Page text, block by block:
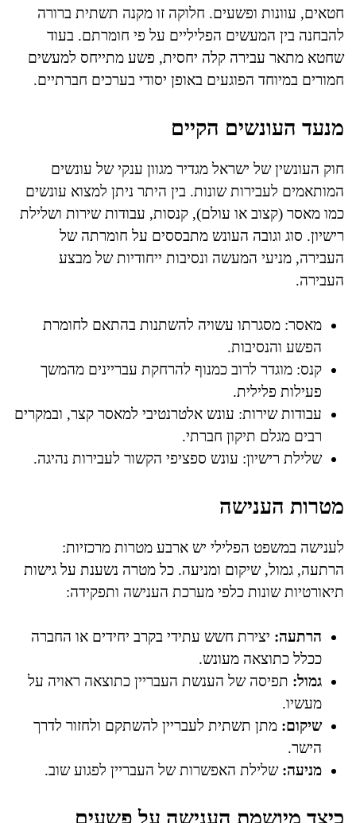
חטאים, עוונות ופשעים. חלוקה זו מקנה תשתית ברורה
להבחנה בין המעשים הפליליים על פי חומרתם. בעוד
שחטא מתאר עבירה קלה יחסית, פשע מתייחס למעשים
חמורים במיוחד הפוגעים באופן יסודי בערכים חברתיים.
מנעד העונשים הקיים
חוק העונשין של ישראל מגדיר מגוון ענקי של עונשים
המותאמים לעבירות שונות. בין היתר ניתן למצוא עונשים
כמו מאסר (קצוב או עולם), קנסות, עבודות שירות ושלילת
רישיון. סוג וגובה העונש מתבססים על חומרתה של
העבירה, מניעי המעשה ונסיבות ייחודיות של מבצע
העבירה.
מאסר: מסגרתו עשויה להשתנות בהתאם לחומרת
הפשע והנסיבות.
קנס: מוגדר לרוב כמנוף להרחקת עבריינים מהמשך
פעילות פלילית.
עבודות שירות: עונש אלטרנטיבי למאסר קצר, ובמקרים
רבים מגלם תיקון חברתי.
שלילת רישיון: עונש ספציפי הקשור לעבירות נהיגה.
מטרות הענישה
לענישה במשפט הפלילי יש ארבע מטרות מרכזיות:
הרתעה, גמול, שיקום ומניעה. כל מטרה נשענת על גישות
תיאורטיות שונות כלפי מערכת הענישה ותפקידה:
הרתעה: יצירת חשש עתידי בקרב יחידים או החברה
ככלל כתוצאה מעונש.
גמול: תפיסה של הענשת העבריין כתוצאה ראויה על
מעשיו.
שיקום: מתן תשתית לעבריין להשתקם ולחזור לדרך
הישר.
מניעה: שלילת האפשרות של העבריין לפגוע שוב.
כיצד מיושמת הענישה על פשעים